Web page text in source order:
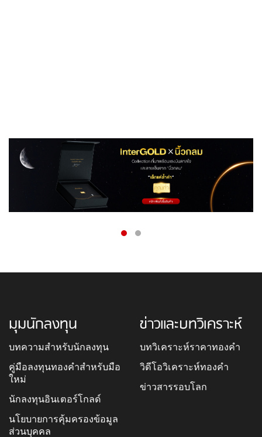
มุมนักลงทุน
บทความสำหรับนักลงทุน
คู่มือลงทุนทองคำสำหรับมือ
ใหม่
นักลงทุนอินเตอร์โกลด์
นโยบายการคุ้มครองข้อมูล
ส่วนบุคคล
ข่าวและบทวิเคราะห์
บทวิเคราะห์ราคาทองคำ
วิดีโอวิเคราะห์ทองคำ
ข่าวสารรอบโลก